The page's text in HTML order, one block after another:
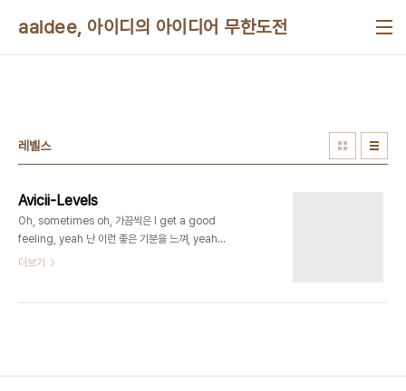
aaidee, 아이디의 아이디어 무한도전
레벨스
Avicii-Levels
Oh, sometimes oh, 가끔씩은 I get a good
feeling, yeah 난 이런 좋은 기분을 느껴, yeah
And a feeling that I never, 그리고 이건 내가 전
더보기